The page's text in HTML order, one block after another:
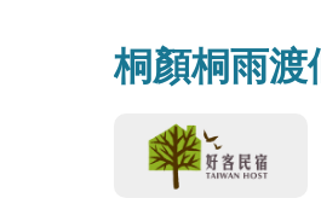
桐顏桐雨渡